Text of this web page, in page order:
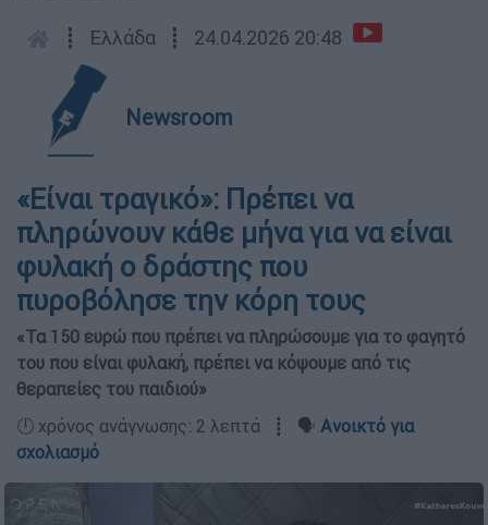
┋ Ελλάδα ┋ 24.04.2026 20:48
Newsroom
«Είναι τραγικό»: Πρέπει να
πληρώνουν κάθε μήνα για να είναι
φυλακή ο δράστης που
πυροβόλησε την κόρη τους
«Τα 150 ευρώ που πρέπει να πληρώσουμε για το φαγητό
του που είναι φυλακή, πρέπει να κόψουμε από τις
θεραπείες του παιδιού»
🕛 χρόνος ανάγνωσης: 2 λεπτά ┋ 🗣️ Ανοικτό για
σχολιασμό